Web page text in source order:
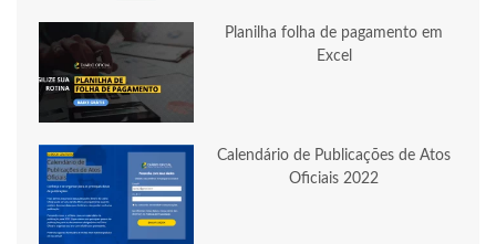
Planilha folha de pagamento em
Excel
Calendário de Publicações de Atos
Oficiais 2022